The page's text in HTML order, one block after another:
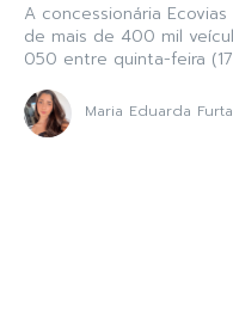
A concessionária
de mais de 400 mil
050 entre quinta-feira
Maria Eduarda